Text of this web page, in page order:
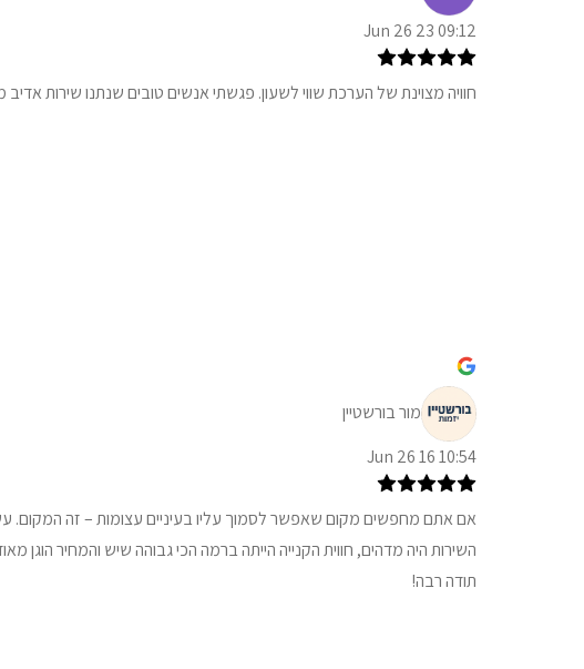
09:12 23 Jun 26
חוויה מצוינת של הערכת שווי לשעון. פגשתי אנשים טובים שנתנו שירות
מור בורשטיין
10:54 16 Jun 26
אם אתם מחפשים מקום שאפשר לסמוך עליו בעיניים עצומות – זה המקום.
השירות היה מדהים, חווית הקנייה הייתה ברמה הכי גבוהה שיש והמחיר הוגן
תודה רבה!